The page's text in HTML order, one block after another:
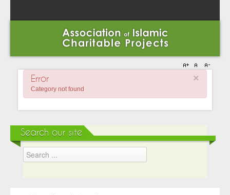
×
Error
Category not found
Search our site